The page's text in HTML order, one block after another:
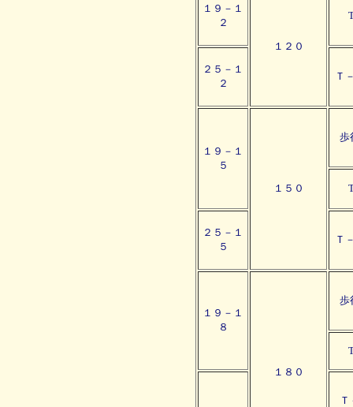
１９－１
２
１２０
２５－１
２
Ｔ
１９－１
５
１５０
歩
２５－１
５
Ｔ
１９－１
８
１８０
歩